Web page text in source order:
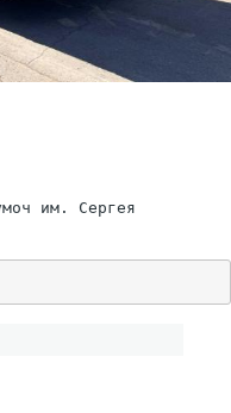
им. Сергея